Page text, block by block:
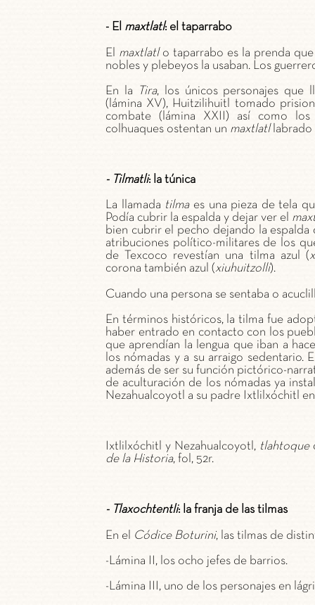
- El maxtlatl: el taparrabo
El maxtlatlo taparrabo es la prenda
nobles y plebeyos la usaban. Los
En la Tira, los únicos personajes que
(lámina XV), Huitzilihuitl tomado
combate (lámina XXII) así como los
colhuaques ostentan un maxtlatllabrado
- Tilmatli: la túnica
La llamada tilmaes una pieza de tela
Podía cubrir la espalda y dejar ver el
bien cubrir el pecho dejando la
atribuciones político-militares de los
de Texcoco revestían una tilma azul (
corona también azul (xiuhuitzolli).
Cuando una persona se sentaba o
En términos históricos, la tilma fue
haber entrado en contacto con los
que aprendían la lengua que iban a
los nómadas y a su arraigo sedentario.
además de ser su función pictórico-
de aculturación de los nómadas ya
Nezahualcoyotl a su padre Ixtlilxóchitl
Ixtlilxóchitl y Nezahualcoyotl, tlahtoque
de la Historia, fol, 52r.
- Tlaxochtentli: la franja de las tilmas
En el Códice Boturini, las tilmas de
-Lámina II, los ocho jefes de barrios.
-Lámina III, uno de los personajes en